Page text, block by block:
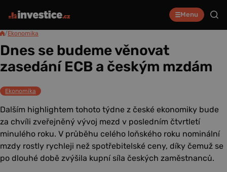
Menu
/Ekonomika
Dnes se budeme věnovat
zasedání ECB a českým mzdám
Ekonomika
Dalším highlightem tohoto týdne z české ekonomiky bude
za chvíli zveřejněný vývoj mezd v posledním čtvrtletí
minulého roku. V průběhu celého loňského roku nominální
mzdy rostly rychleji než spotřebitelské ceny, díky čemuž se
po dlouhé době zvýšila kupní síla českých zaměstnanců.